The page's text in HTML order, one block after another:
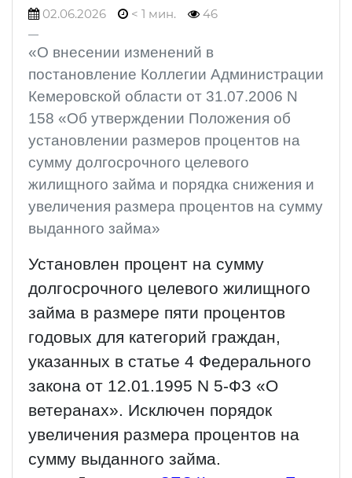
02.06.2026 < 1 мин. 46
«О внесении изменений в
постановление Коллегии Администрации
Кемеровской области от 31.07.2006 N
158 «Об утверждении Положения об
установлении размеров процентов на
сумму долгосрочного целевого
жилищного займа и порядка снижения и
увеличения размера процентов на сумму
выданного займа»
Установлен процент на сумму
долгосрочного целевого жилищного
займа в размере пяти процентов
годовых для категорий граждан,
указанных в статье 4 Федерального
закона от 12.01.1995 N 5-ФЗ «О
ветеранах». Исключен порядок
увеличения размера процентов на
сумму выданного займа.